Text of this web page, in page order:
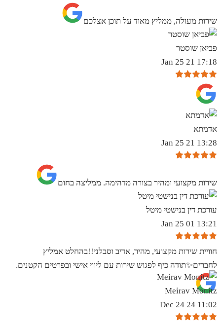
שירות מעולה, ממליץ מאוד על תוכן אצלכם
פביאן שוסטר
17:18 21 Jan 25
אדמתא
13:28 21 Jan 25
שירות מקצועי ומהיר בצורה מדהימה. ממליצה בחום
עורכת דין בנישטי מיטל
13:21 01 Jan 25
חוויית שירות מקצועי, מהיר, אדיב וסבלני!!בהחלט אמליץ
לחברים✨️תודה כיף לפגוש שירות עם ליווי אישי ובפרטים הקטנים.
Meirav Monitz
11:02 24 Dec 24